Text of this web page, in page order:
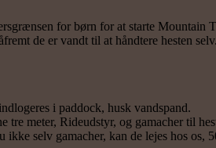
for børn for at starte
de er vandt til at håndtere hesten
i paddock, husk vandspand.
tre meter, Rideudstyr, og gamacher til
selv gamacher, kan de lejes hos os,